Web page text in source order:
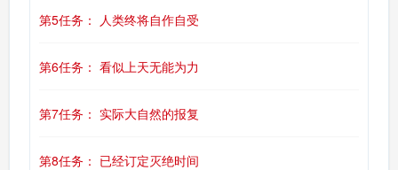
第5任务： 人类终将自作自受
第6任务： 看似上天无能为力
第7任务： 实际大自然的报复
第8任务： 已经订定灭绝时间